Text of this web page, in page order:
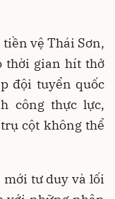
vệ Thái Sơn,
thời gian hít thở
đội tuyển quốc
công thực lực,
cột không thể
tư duy và lối